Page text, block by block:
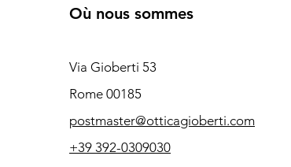
Où nous sommes
Via Gioberti 53
Rome 00185
postmaster@otticagioberti.com
+39 392-0309030